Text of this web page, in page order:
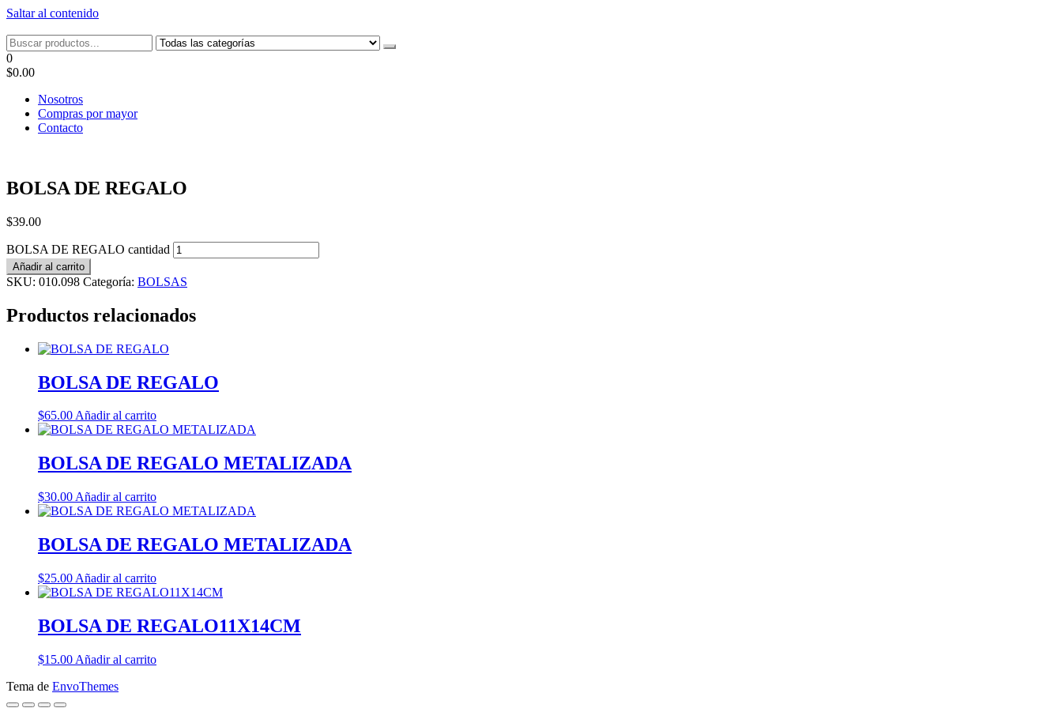
Saltar al contenido
Tel: 22087679 – Cel: 097 822122 – Joaquín Requena 2459
0
$0.00
Nosotros
Compras por mayor
Contacto
BOLSA DE REGALO
$39.00
BOLSA DE REGALO cantidad
Añadir al carrito
SKU: 010.098 Categoría: BOLSAS
Productos relacionados
BOLSA DE REGALO
$65.00Añadir al carrito
BOLSA DE REGALO METALIZADA
$30.00 Añadir al carrito
BOLSA DE REGALO METALIZADA
$25.00 Añadir al carrito
BOLSA DE REGALO11X14CM
$15.00 Añadir al carrito
Tema de EnvoThemes